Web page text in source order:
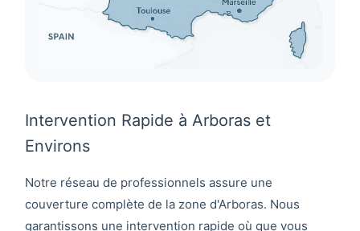
Intervention Rapide à Arboras et
Environs
Notre réseau de professionnels assure une
couverture complète de la zone d'Arboras. Nous
garantissons une intervention rapide où que vous